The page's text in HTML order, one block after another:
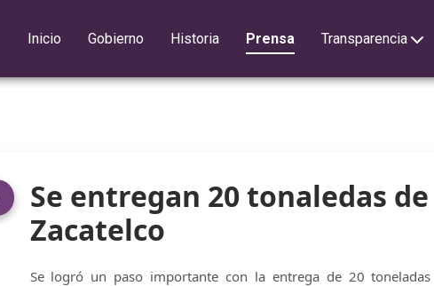
Inicio Gobierno Historia Prensa Transparencia
Se entregan 20 tonaledas
Zacatelco
Se logró un paso importante con la entrega de 20